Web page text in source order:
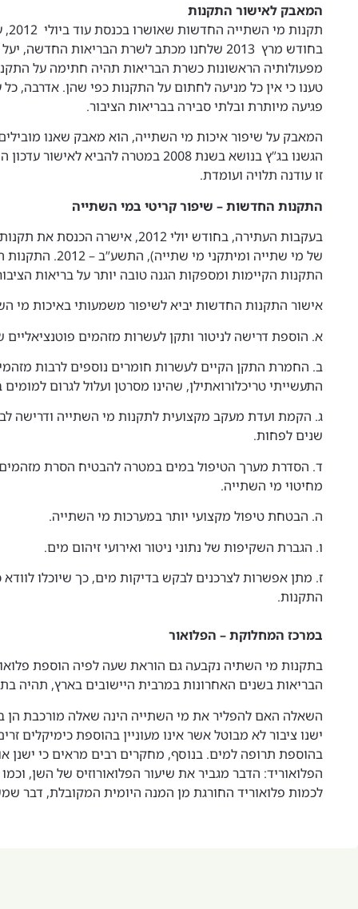
המאבק לאישור התקנות
תקנות מי השתייה החדשות שאושרו בכנסת עוד ביולי 2012, עוכבו במשך תקופה ארוכה.
בחודש מרץ 2013 שלחנו מכתב לשרת הבריאות
מפעולותיה הראשונות כשרת הבריאות תהיה חתימה על
טענו כי אין כל מניעה לחתום על התקנות כפי שהן. אדרבה,
פגיעה מיותרת ובלתי סבירה בבריאות הציבור.
המאבק על שיפור איכות מי השתייה, הוא מאבק שאנו
הגשנו בג”ץ בנושא בשנת 2008 במטרה
זו עודנה תלויה ועומדת.
התקנות החדשות – שיפור קריטי במי השתייה
בעקבות העתירה, בחודש יולי 2012,
של מי שתייה
התקנות הקיימות ומספקות הגנה טובה יותר על בריאות
אישור התקנות החדשות יביא לשיפור משמעותי באיכות מי
א. הוספת דרישה לניטור ותקן לעשרות מזהמים פוטנציאליים
ב. החמרת התקן הקיים לעשרות חומרים נוספים לרבות
התעשייתי טריכלורואתילן, שהינו מסרטן ועלול לגרום
ג. הקמת ועדת מעקב מקצועית לתקנות מי השתייה ודרישה
שנים לפחות.
ד. הסדרת מערך הטיפול במים במטרה להבטיח הסרת מזהמים
מחיטוי מי השתייה.
ה. הבטחת טיפול מקצועי יותר במערכות מי השתייה.
ו. הגברת השקיפות של נתוני ניטור ואירועי זיהום מים.
ז. מתן אפשרות לצרכנים לבקש בדיקות מים, כך שיוכלו לוודא
התקנות.
במרכז המחלוקת – הפלואור
בתקנות מי השתיה נקבעה גם הוראת שעה לפיה הוספת
הבריאות בשנים האחרונות במרבית היישובים בארץ,
השאלה האם להפליר את מי השתייה הינה שאלה מורכבת הן
ישנו ציבור לא מבוטל אשר אינו מעוניין בהוספת כימיקלים
בהוספת תרופה למים. בנוסף, מחקרים רבים מראים כי ישנן
הפלואוריד: הדבר מגביר את שיעור הפלואורוזיס של השן,
לכמות פלואוריד החורגת מן המנה היומית המקובלת, דבר